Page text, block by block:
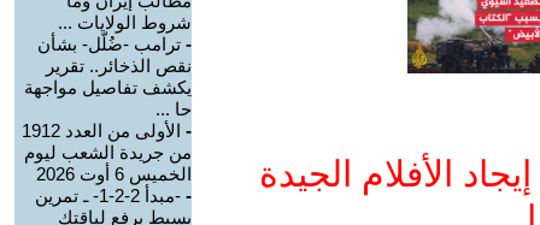
الأفلام الجيدة
شروط الولايات ...
- ترامب -ضُلّل- بشأن
نقص الذخائر.. تقرير
يكشف تفاصيل مواجهة
حا ...
-
الأولى من العدد 1912
من جريدة الشعب ليوم
الخميس 6 أوت 2026
-
-مبدأ 2-2-1- ـ تمرين
بسيط يرفع لياقتك